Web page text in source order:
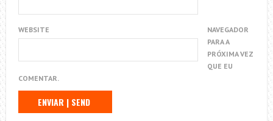
WEBSITE
NAVEGADOR
PARA A
PRÓXIMA VEZ
QUE EU
COMENTAR.